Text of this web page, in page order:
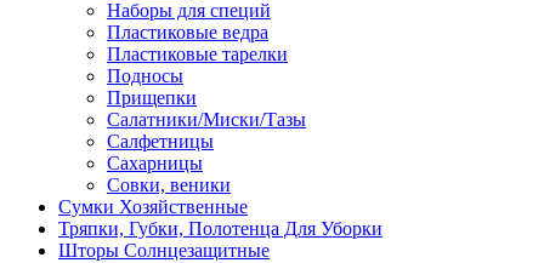
Наборы для специй
Пластиковые ведра
Пластиковые тарелки
Подносы
Прищепки
Салатники/Миски/Тазы
Салфетницы
Сахарницы
Совки, веники
Сумки Хозяйственные
Тряпки, Губки, Полотенца Для Уборки
Шторы Солнцезащитные